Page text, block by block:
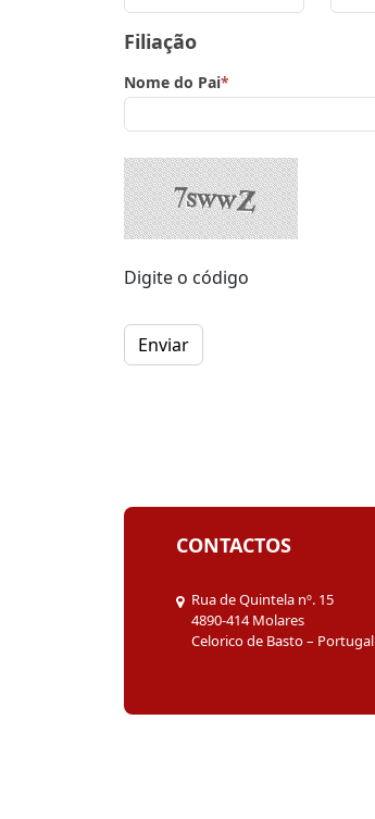
Filiação
Nome do Pai*
Digite o código
Enviar
CONTACTOS
Rua de Quintela nº. 15
4890-414 Molares
Celorico de Basto – Portugal